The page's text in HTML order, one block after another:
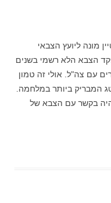
מונה ליועץ הצבאי
הצבא הלא רשמי בשנים
עם צה"ל. אולי זה טמון
המבריק ביותר במלחמה.
בקשר עם הצבא של